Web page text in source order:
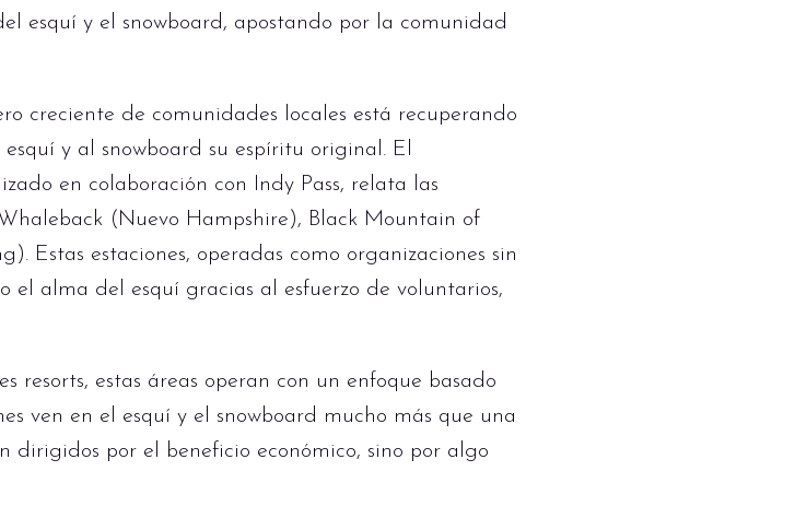
esquí y el snowboard, apostando por la comunidad
creciente de comunidades locales está recuperando
y al snowboard su espíritu original. El
en colaboración con Indy Pass, relata las
(Nuevo Hampshire), Black Mountain of
Estas estaciones, operadas como organizaciones sin
alma del esquí gracias al esfuerzo de voluntarios,
resorts, estas áreas operan con un enfoque basado
ven en el esquí y el snowboard mucho más que una
dirigidos por el beneficio económico, sino por algo